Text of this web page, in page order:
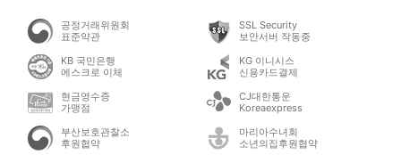
공정거래위원회
표준약관
SSL Security
보안서버 작동중
KB 국민은행
에스크로 이체
KG 이니시스
신용카드결제
현금영수증
가맹점
CJ대한통운
Koreaexpress
부산보호관찰소
후원협약
마리아수녀회
소년의집후원협약